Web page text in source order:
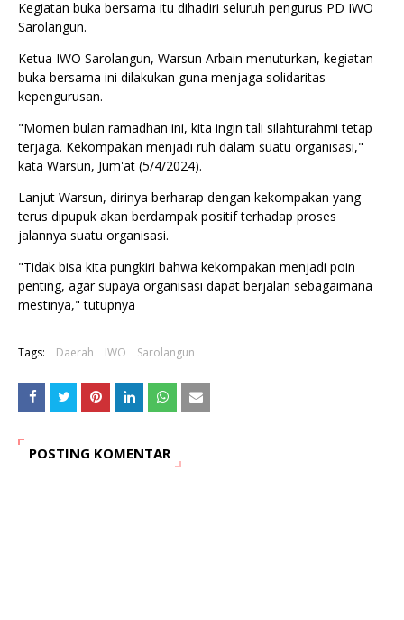
Kegiatan buka bersama itu dihadiri seluruh pengurus PD IWO
Sarolangun.
Ketua IWO Sarolangun, Warsun Arbain menuturkan, kegiatan
buka bersama ini dilakukan guna menjaga solidaritas
kepengurusan.
"Momen bulan ramadhan ini, kita ingin tali silahturahmi tetap
terjaga. Kekompakan menjadi ruh dalam suatu organisasi,"
kata Warsun, Jum'at (5/4/2024).
Lanjut Warsun, dirinya berharap dengan kekompakan yang
terus dipupuk akan berdampak positif terhadap proses
jalannya suatu organisasi.
"Tidak bisa kita pungkiri bahwa kekompakan menjadi poin
penting, agar supaya organisasi dapat berjalan sebagaimana
mestinya," tutupnya
Tags: Daerah IWO Sarolangun
POSTING KOMENTAR